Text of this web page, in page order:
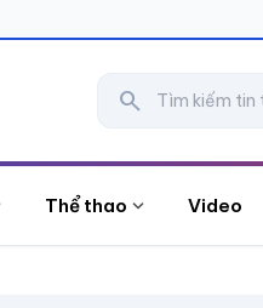
search
Thể thao expand_more Video